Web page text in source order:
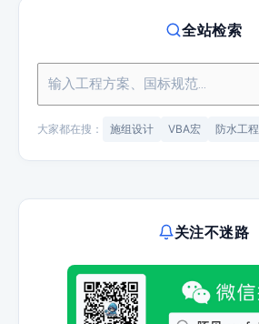
全站检索
大家都在搜： 施组设计 VBA宏 防水工程
关注不迷路